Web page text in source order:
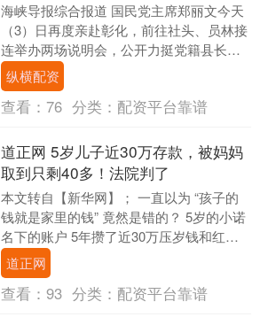
海峡导报综合报道 国民党主席郑丽文今天
（3）日再度亲赴彰化，前往社头、员林接
连举办两场说明会，公开力挺党籍县长参
选人魏平政及党籍参选人，以实际行动破
除外界“换将....
纵横配资
查看： 76 分类： 配资平台靠谱
道正网 5岁儿子近30万存款，被妈妈
取到只剩40多！法院判了
本文转自【新华网】； 一直以为 “孩子的
钱就是家里的钱” 竟然是错的？ 5岁的小诺
名下的账户 5年攒了近30万压岁钱和红包
夫妻闹离婚 妈妈把钱一笔笔转走 报班....
道正网
查看： 93 分类： 配资平台靠谱